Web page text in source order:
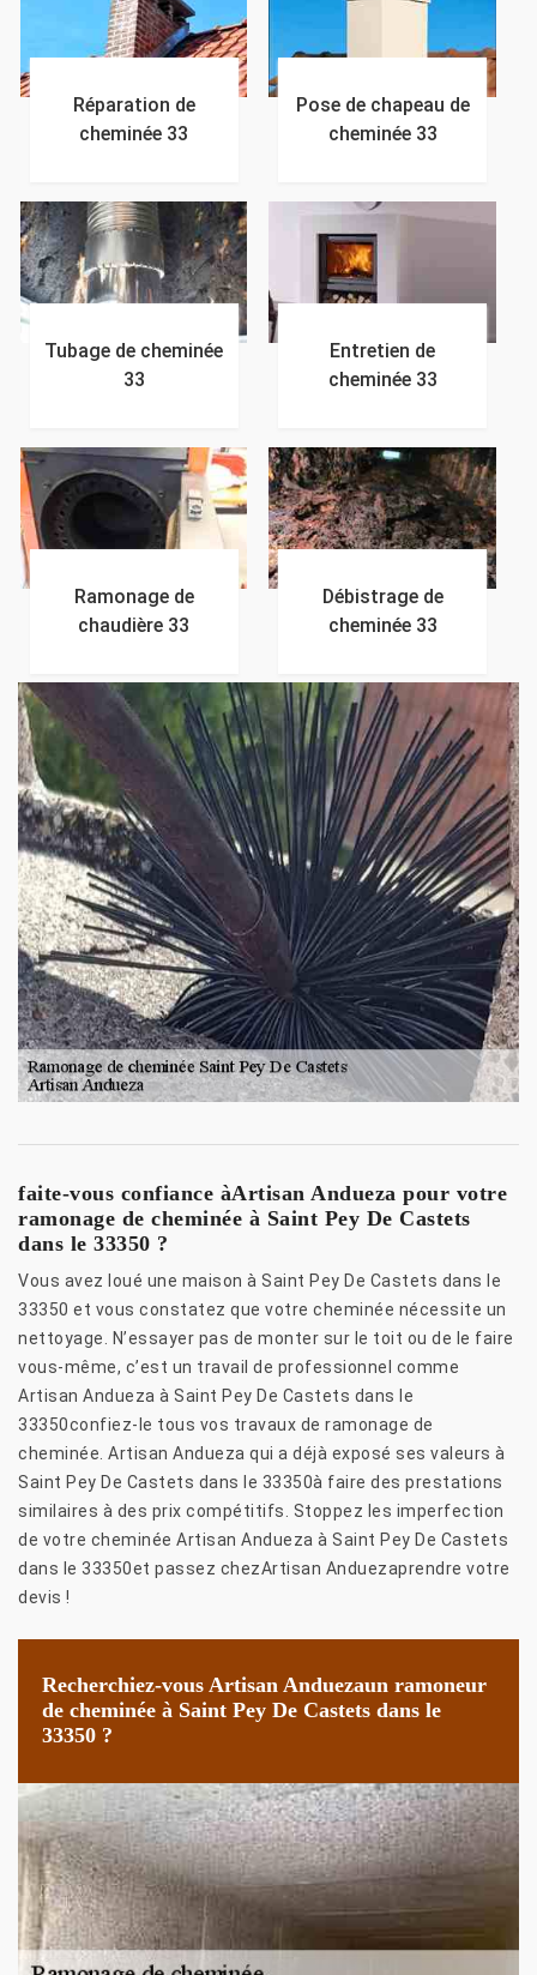
Réparation de
cheminée 33
Pose de chapeau de
cheminée 33
Tubage de cheminée
33
Entretien de
cheminée 33
Ramonage de
chaudière 33
Débistrage de
cheminée 33
faite-vous confiance àArtisan Andueza pour votre
ramonage de cheminée à Saint Pey De Castets
dans le 33350 ?
Vous avez loué une maison à Saint Pey De Castets dans le
33350 et vous constatez que votre cheminée nécessite un
nettoyage. N’essayer pas de monter sur le toit ou de le faire
vous-même, c’est un travail de professionnel comme
Artisan Andueza à Saint Pey De Castets dans le
33350confiez-le tous vos travaux de ramonage de
cheminée. Artisan Andueza qui a déjà exposé ses valeurs à
Saint Pey De Castets dans le 33350à faire des prestations
similaires à des prix compétitifs. Stoppez les imperfection
de votre cheminée Artisan Andueza à Saint Pey De Castets
dans le 33350et passez chezArtisan Anduezaprendre votre
devis !
Recherchiez-vous Artisan Anduezaun ramoneur
de cheminée à Saint Pey De Castets dans le
33350 ?